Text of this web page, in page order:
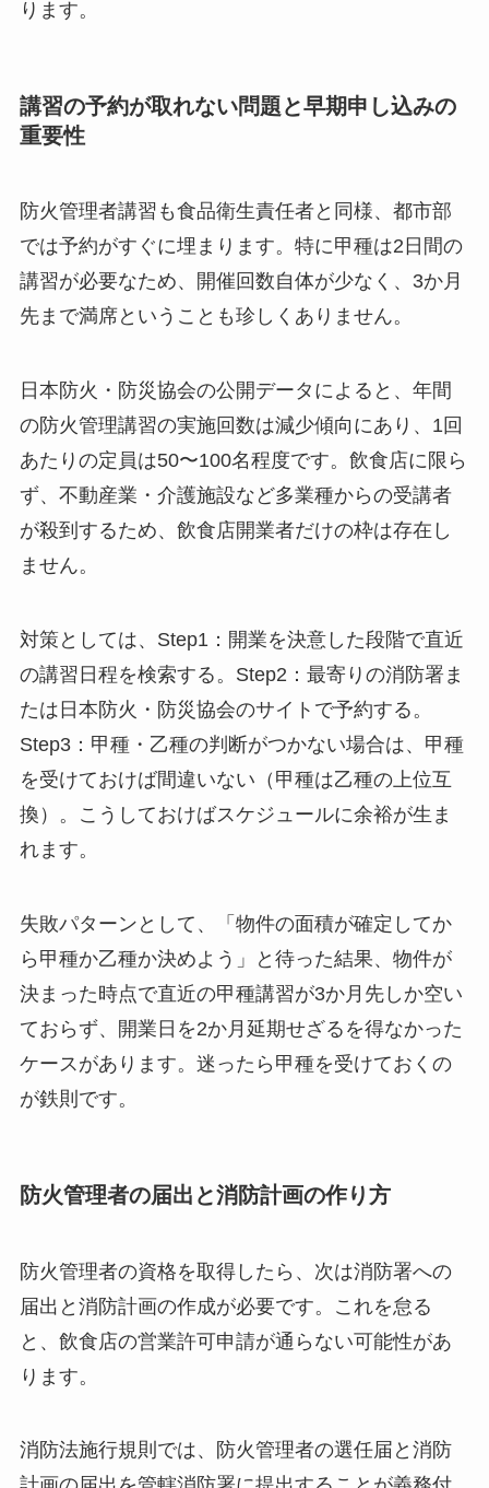
ります。
講習の予約が取れない問題と早期申し込みの
重要性
防火管理者講習も食品衛生責任者と同様、都市部
では予約がすぐに埋まります。特に甲種は2日間の
講習が必要なため、開催回数自体が少なく、3か月
先まで満席ということも珍しくありません。
日本防火・防災協会の公開データによると、年間
の防火管理講習の実施回数は減少傾向にあり、1回
あたりの定員は50〜100名程度です。飲食店に限ら
ず、不動産業・介護施設など多業種からの受講者
が殺到するため、飲食店開業者だけの枠は存在し
ません。
対策としては、Step1：開業を決意した段階で直近
の講習日程を検索する。Step2：最寄りの消防署ま
たは日本防火・防災協会のサイトで予約する。
Step3：甲種・乙種の判断がつかない場合は、甲種
を受けておけば間違いない（甲種は乙種の上位互
換）。こうしておけばスケジュールに余裕が生ま
れます。
失敗パターンとして、「物件の面積が確定してか
ら甲種か乙種か決めよう」と待った結果、物件が
決まった時点で直近の甲種講習が3か月先しか空い
ておらず、開業日を2か月延期せざるを得なかった
ケースがあります。迷ったら甲種を受けておくの
が鉄則です。
防火管理者の届出と消防計画の作り方
防火管理者の資格を取得したら、次は消防署への
届出と消防計画の作成が必要です。これを怠る
と、飲食店の営業許可申請が通らない可能性があ
ります。
消防法施行規則では、防火管理者の選任届と消防